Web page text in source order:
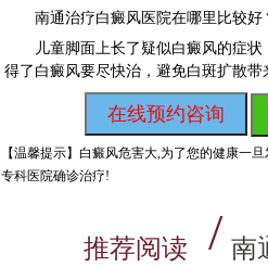
南通治疗白癜风医院在哪里比较好
儿童脚面上长了疑似白癜风的症状
得了白癜风要尽快治，避免白斑扩散带
在线预约咨询
【温馨提示】 白癜风危害大,为了您的健康一
专科医院确诊治疗!
推荐阅读 南